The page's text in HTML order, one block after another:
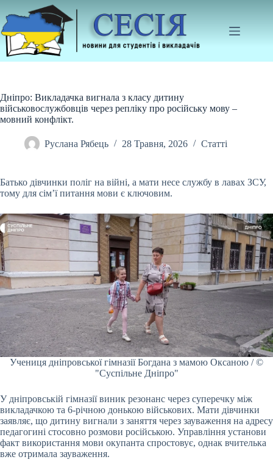
до
вмісту
Дніпро: Викладачка вигнала з класу дитину
військовослужбовців через репліку про російську мову –
мовний конфлікт.
Руслана Рябець 28 Травня, 2026 Статті
Батько дівчинки поліг на війні, а мати несе службу в лавax ЗСУ,
тому для сім’ї питання мови є ключовим.
Учениця дніпровської гімназії Богдана з мамою Оксаною / ©
"Суспільне Дніпро"
У дніпровській гімназії виник резонанс через суперечку між
викладачкою та 6-річною донькою військових. Мати дівчинки
заявляє, що дитину вигнали з заняття через зауваження на адресу
педагогині стосовно розмови російською. Управління установи
факт використання мови окупанта спростовує, однак вчителька
вже отримала зауваження.